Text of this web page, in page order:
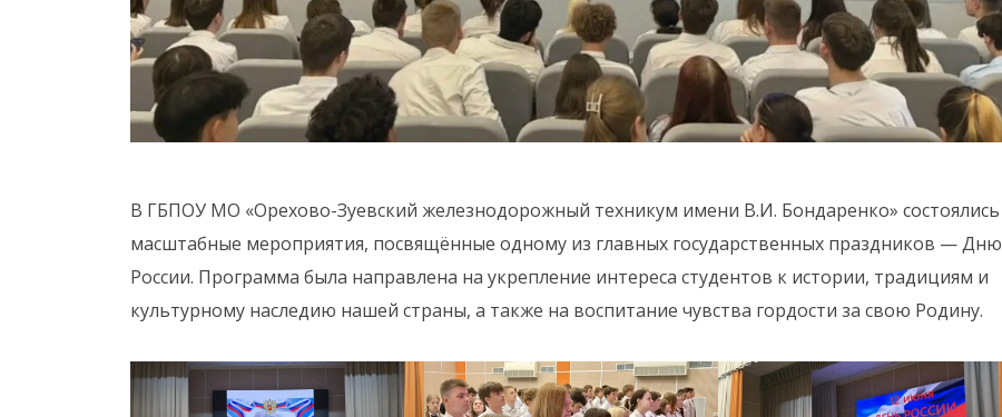
В ГБПОУ МО «Орехово-Зуевский железнодорожный техникум имени В.И. Бондаренко» состоялись
масштабные мероприятия, посвящённые одному из главных государственных праздников — Дню
России. Программа была направлена на укрепление интереса студентов к истории, традициям и
культурному наследию нашей страны, а также на воспитание чувства гордости за свою Родину.